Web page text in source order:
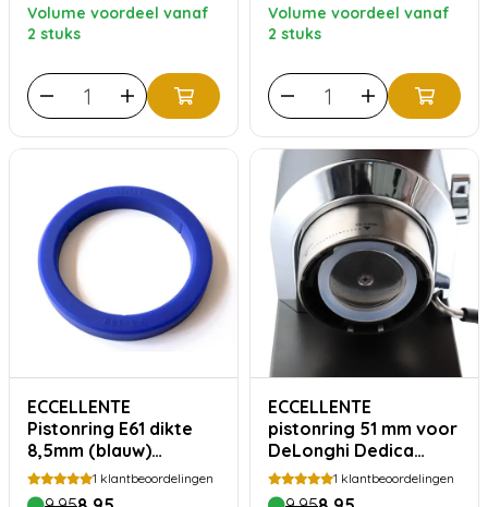
Volume voordeel vanaf
2 stuks
Volume voordeel vanaf
2 stuks
ECCELLENTE
Pistonring E61 dikte
8,5mm (blauw)
geschikt voor oa
Faema Rocket Kees
1 klantbeoordelingen
ECCELLENTE
pistonring 51 mm voor
DeLonghi Dedica
(EC680 & EC685)
1 klantbeoordelingen